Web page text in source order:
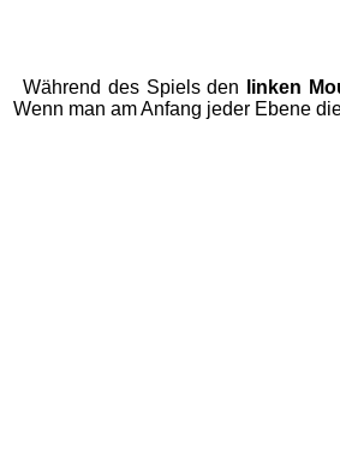
Während des Spiels den linken
Wenn man am Anfang jeder Ebene